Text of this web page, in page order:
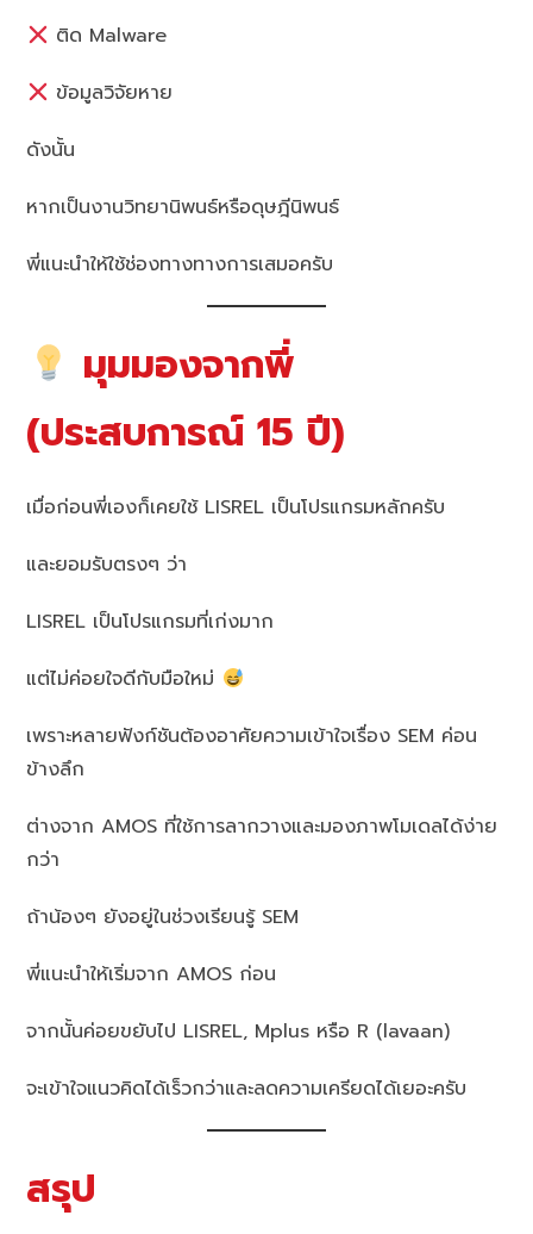
ติด Malware
ข้อมูลวิจัยหาย
ดังนั้น
หากเป็นงานวิทยานิพนธ์หรือดุษฎีนิพนธ์
พี่แนะนำให้ใช้ช่องทางทางการเสมอครับ
มุมมองจากพี่
(ประสบการณ์ 15 ปี)
เมื่อก่อนพี่เองก็เคยใช้ LISREL เป็นโปรแกรมหลักครับ
และยอมรับตรงๆ ว่า
LISREL เป็นโปรแกรมที่เก่งมาก
แต่ไม่ค่อยใจดีกับมือใหม่
เพราะหลายฟังก์ชันต้องอาศัยความเข้าใจเรื่อง SEM ค่อน
ข้างลึก
ต่างจาก AMOS ที่ใช้การลากวางและมองภาพโมเดลได้ง่าย
กว่า
ถ้าน้องๆ ยังอยู่ในช่วงเรียนรู้ SEM
พี่แนะนำให้เริ่มจาก AMOS ก่อน
จากนั้นค่อยขยับไป LISREL, Mplus หรือ R (lavaan)
จะเข้าใจแนวคิดได้เร็วกว่าและลดความเครียดได้เยอะครับ
สรุป